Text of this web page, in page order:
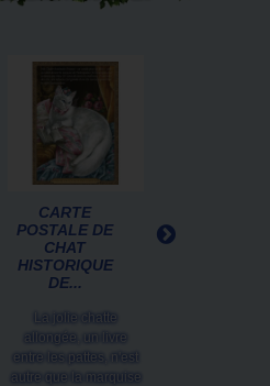
CARTE
POSTALE DE
CHAT
HISTORIQUE
DE...
La jolie chatte
allongée, un livre
entre les pattes, n'est
autre que la marquise
POSTALE «